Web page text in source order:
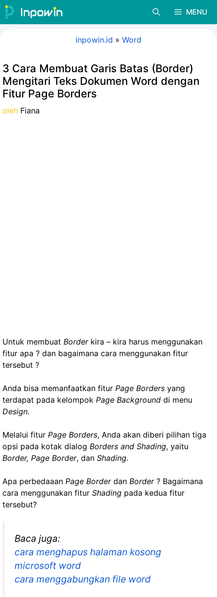
Langsung
ke
MENU
inpowin.id » Word
3 Cara Membuat Garis Batas (Border)
Mengitari Teks Dokumen Word dengan
Fitur Page Borders
oleh Fiana
Untuk membuat Borderkira – kira harus menggunakan
fitur apa ? dan bagaimana cara menggunakan fitur
tersebut ?
Anda bisa memanfaatkan fitur Page Borders yang
terdapat pada kelompok Page Background di menu
Design.
Melalui fitur Page Borders, Anda akan diberi pilihan tiga
opsi pada kotak dialog Borders and Shading, yaitu
Border, Page Border, dan Shading.
Apa perbedaaan Page Borderdan Border? Bagaimana
cara menggunakan fitur Shading pada kedua fitur
tersebut?
Baca juga:
cara menghapus halaman kosong
microsoft word
cara menggabungkan file word